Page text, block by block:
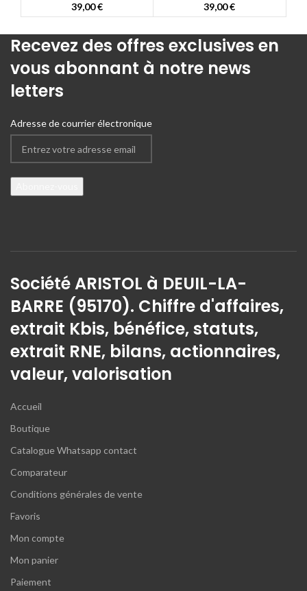
39,00€ 39,00€
Recevez des offres exclusives en
vous abonnant à notre news
letters
Adresse de courrier électronique
Société ARISTOL à DEUIL-LA-
BARRE (95170). Chiffre d'affaires,
extrait Kbis, bénéfice, statuts,
extrait RNE, bilans, actionnaires,
valeur, valorisation
Accueil
Boutique
Catalogue Whatsapp contact
Comparateur
Conditions générales de vente
Favoris
Mon compte
Mon panier
Paiement